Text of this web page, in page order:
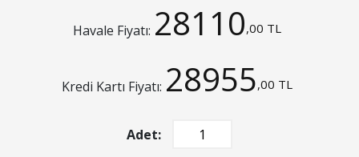
Havale Fiyatı: 28110,00 TL
Kredi Kartı Fiyatı: 28955,00 TL
Adet: